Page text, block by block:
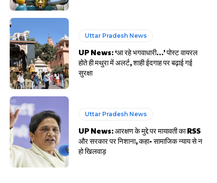
Uttar Pradesh News
UP News: ‘आ रहे भगवाधारी…’ पोस्ट वायरल
होते ही मथुरा में अलर्ट, शाही ईदगाह पर बढ़ाई गई
सुरक्षा
Uttar Pradesh News
UP News: आरक्षण के मुद्दे पर मायावती का RSS
और सरकार पर निशाना, कहा- सामाजिक न्याय से न
हो खिलवाड़